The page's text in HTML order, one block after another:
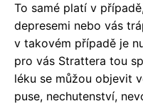
To samé platí v
depresemi nebo vás
v takovém případě je
pro vás Strattera tou
léku se můžou objevit
puse, nechutenství,